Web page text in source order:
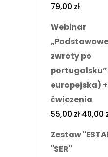
79,00 zł
Webinar
„Podstawowe
zwroty po
europejska) +
ćwiczenia
55,00zł 40,00
Zestaw
"SER"